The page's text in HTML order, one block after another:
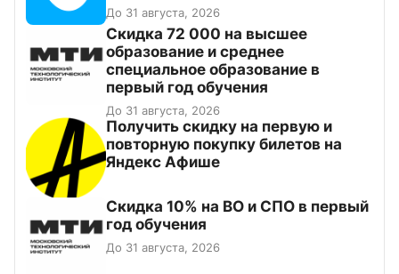
До 31 августа, 2026
Скидка 72 000 на высшее
образование и среднее
специальное образование в
первый год обучения
До 31 августа, 2026
Получить скидку на первую и
повторную покупку билетов на
Яндекс Афише
Скидка 10% на ВО и СПО в первый
год обучения
До 31 августа, 2026